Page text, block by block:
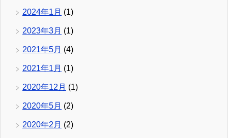
2024年1月 (1)
2023年3月 (1)
2021年5月 (4)
2021年1月 (1)
2020年12月 (1)
2020年5月 (2)
2020年2月 (2)